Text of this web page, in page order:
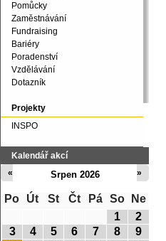
Pomůcky
Zaměstnávání
Fundraising
Bariéry
Poradenství
Vzdělávání
Dotazník
Projekty
INSPO
Kalendář akcí
Srpen 2026
« »
Po Út St Čt Pá So
Ne
1
2
3
4 5 6 7 8
9